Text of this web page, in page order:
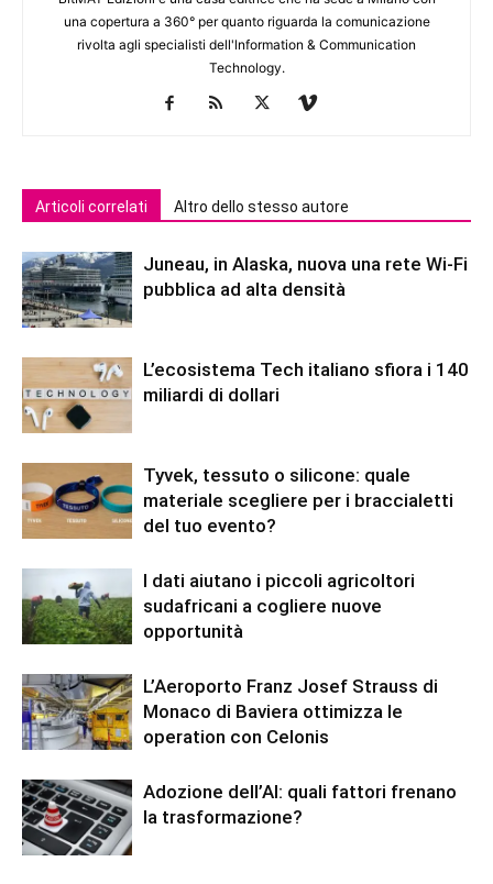
una copertura a 360° per quanto riguarda la comunicazione
rivolta agli specialisti dell'lnformation & Communication
Technology.
Articoli correlati Altro dello stesso autore
Juneau, in Alaska, nuova una rete Wi-Fi
pubblica ad alta densità
L’ecosistema Tech italiano sfiora i 140
miliardi di dollari
Tyvek, tessuto o silicone: quale
materiale scegliere per i braccialetti
del tuo evento?
I dati aiutano i piccoli agricoltori
sudafricani a cogliere nuove
opportunità
L’Aeroporto Franz Josef Strauss di
Monaco di Baviera ottimizza le
operation con Celonis
Adozione dell’AI: quali fattori frenano
la trasformazione?